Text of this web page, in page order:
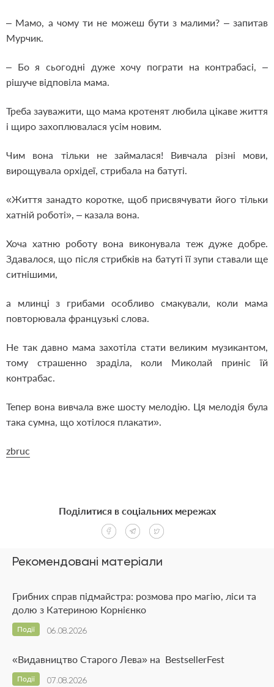
– Мамо, а чому ти не можеш бути з малими? – запитав
Мурчик.
– Бо я сьогодні дуже хочу пограти на контрабасі, –
рішуче відповіла мама.
Треба зауважити, що мама кротенят любила цікаве життя
і щиро захоплювалася усім новим.
Чим вона тільки не займалася! Вивчала різні мови,
вирощувала орхідеї, стрибала на батуті.
«Життя занадто коротке, щоб присвячувати його тільки
хатній роботі», – казала вона.
Хоча хатню роботу вона виконувала теж дуже добре.
Здавалося, що після стрибків на батуті її зупи ставали ще
ситнішими,
а млинці з грибами особливо смакували, коли мама
повторювала французькі слова.
Не так давно мама захотіла стати великим музикантом,
тому страшенно зраділа, коли Миколай приніс їй
контрабас.
Тепер вона вивчала вже шосту мелодію. Ця мелодія була
така сумна, що хотілося плакати».
zbruc
Рекомендовані матеріали
Грибних справ підмайстра: розмова про магію, ліси та
долю з Катериною Корнієнко
06.08.2026
Події
«Видавництво Старого Лева» на BestsellerFest
07.08.2026
Події
Поділитися в соціальних мережах